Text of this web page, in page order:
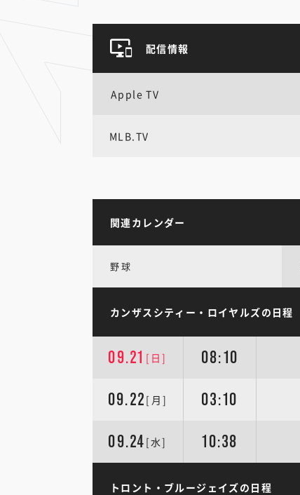
配信情報
Apple TV
MLB.TV
関連カレンダー
野球
カンザスシティー・ロイヤルズの日程
09.21 [日] 08:10
09.22 [月] 03:10
09.24 [水] 10:38
トロント・ブルージェイズの日程